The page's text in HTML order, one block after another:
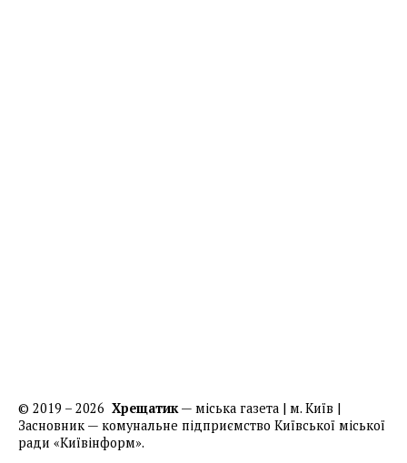
© 2019 – 2026 Хрещатик— міська газета | м. Київ |
Засновник — комунальне підприємство Київської міської
ради «Київінформ».